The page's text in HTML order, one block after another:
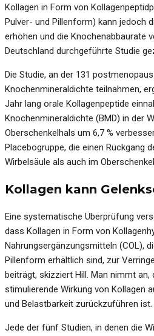
Kollagen in Form von
Pulver- und Pillenform) kann jedoch
erhöhen und die Knochenabbaurate
Deutschland durchgeführte Studie
Die Studie, an der 131
Knochenmineraldichte teilnahmen,
Jahr lang orale Kollagenpeptide
Knochenmineraldichte (BMD) in der
Oberschenkelhals um 6,7 %
Placebogruppe, die einen Rückgang
Wirbelsäule als auch im
Kollagen kann
Eine systematische Überprüfung
dass Kollagen in Form von
Nahrungsergänzungsmitteln (COL),
Pillenform erhältlich sind, zur
beiträgt, skizziert Hill. Man nimmt an,
stimulierende Wirkung von Kollagen
und Belastbarkeit zurückzuführen ist.
Jede der fünf Studien, in denen die